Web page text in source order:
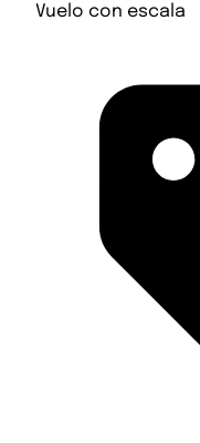
Vuelo con escala